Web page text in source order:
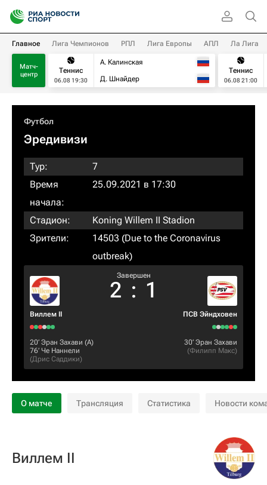
Главное Лига Чемпионов РПЛ Лига Европы АПЛ Ла Лига
Матч-
центр
Теннис
06.08 19:30
А. Калинская
Д. Шнайдер
Теннис
06.08 21:00
Футбол
Эредивизи
Тур:
7
Время
начала:
25.09.2021 в 17:30
Стадион:
Koning Willem II Stadion
Зрители:
14503 (Due to the Coronavirus
outbreak)
Виллем II
Завершен
2 : 1
ПСВ Эйндховен
20‎’‎ Эран Захави (А)
76‎’‎ Че Наннели
(Дрис Саддики)
30‎’‎ Эран Захави
(Филипп Макс)
О матче Трансляция Статистика Новости
Виллем II